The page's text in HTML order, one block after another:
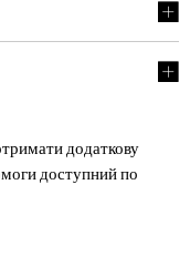
додаткову
доступний по